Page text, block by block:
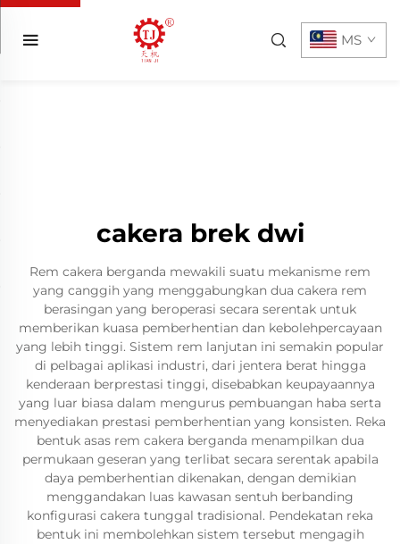
MS
cakera brek dwi
Rem cakera berganda mewakili suatu mekanisme rem
yang canggih yang menggabungkan dua cakera rem
berasingan yang beroperasi secara serentak untuk
memberikan kuasa pemberhentian dan kebolehpercayaan
yang lebih tinggi. Sistem rem lanjutan ini semakin popular
di pelbagai aplikasi industri, dari jentera berat hingga
kenderaan berprestasi tinggi, disebabkan keupayaannya
yang luar biasa dalam mengurus pembuangan haba serta
menyediakan prestasi pemberhentian yang konsisten. Reka
bentuk asas rem cakera berganda menampilkan dua
permukaan geseran yang terlibat secara serentak apabila
daya pemberhentian dikenakan, dengan demikian
menggandakan luas kawasan sentuh berbanding
konfigurasi cakera tunggal tradisional. Pendekatan reka
bentuk ini membolehkan sistem tersebut mengagih